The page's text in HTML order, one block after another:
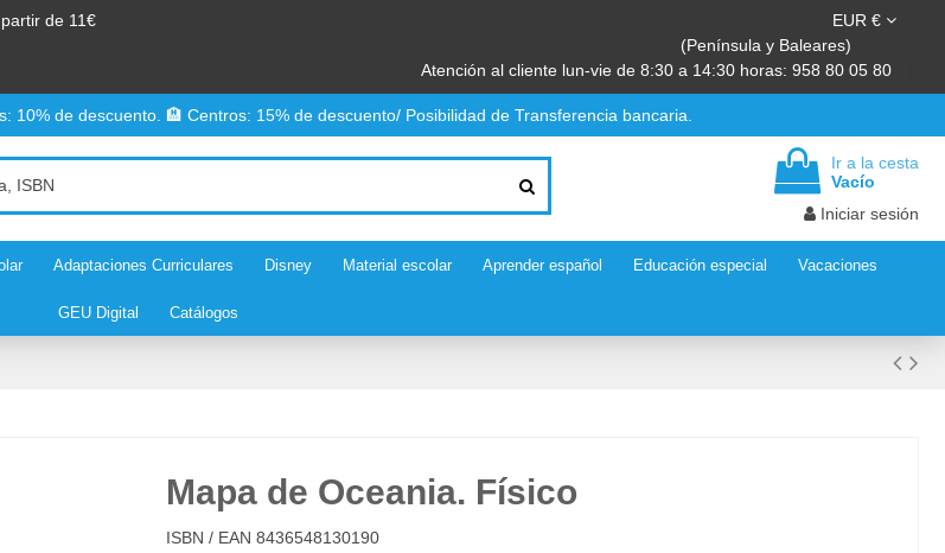
de 11€
EUR €
(Península y Baleares)
Atención al cliente lun-vie de 8:30 a 14:30 horas: 958 80 05 80
10% de descuento. 🏨 Centros: 15% de descuento/ Posibilidad de Transferencia bancaria.
Ir a la cesta
Vacío
Iniciar sesión
Adaptaciones Curriculares Disney Material escolar Aprender español Educación especial Vacaciones
GEU Digital Catálogos
Mapa de Oceania. Físico
ISBN / EAN 8436548130190